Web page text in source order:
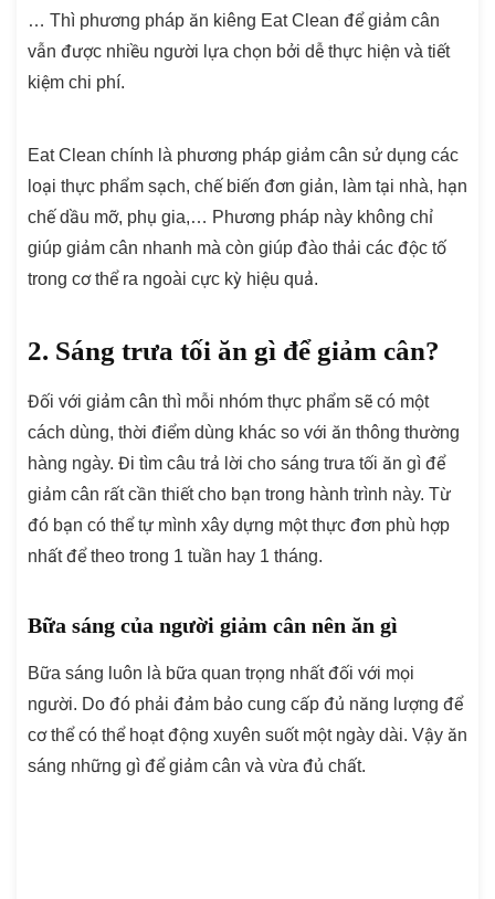
… Thì phương pháp ăn kiêng Eat Clean để giảm cân
vẫn được nhiều người lựa chọn bởi dễ thực hiện và tiết
kiệm chi phí.
Eat Clean chính là phương pháp giảm cân sử dụng các
loại thực phẩm sạch, chế biến đơn giản, làm tại nhà, hạn
chế dầu mỡ, phụ gia,… Phương pháp này không chỉ
giúp giảm cân nhanh mà còn giúp đào thải các độc tố
trong cơ thể ra ngoài cực kỳ hiệu quả.
2. Sáng trưa tối ăn gì để giảm cân?
Đối với giảm cân thì mỗi nhóm thực phẩm sẽ có một
cách dùng, thời điểm dùng khác so với ăn thông thường
hàng ngày. Đi tìm câu trả lời cho sáng trưa tối ăn gì để
giảm cân rất cần thiết cho bạn trong hành trình này. Từ
đó bạn có thể tự mình xây dựng một thực đơn phù hợp
nhất để theo trong 1 tuần hay 1 tháng.
Bữa sáng của người giảm cân nên ăn gì
Bữa sáng luôn là bữa quan trọng nhất đối với mọi
người. Do đó phải đảm bảo cung cấp đủ năng lượng để
cơ thể có thể hoạt động xuyên suốt một ngày dài. Vậy ăn
sáng những gì để giảm cân và vừa đủ chất.